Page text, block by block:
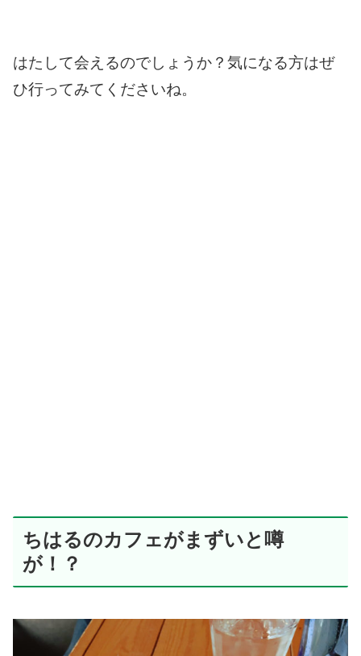
はたして会えるのでしょうか？ 気になる方はぜ
ひ行ってみてくださいね。
ちはるのカフェがまずいと噂
が！？